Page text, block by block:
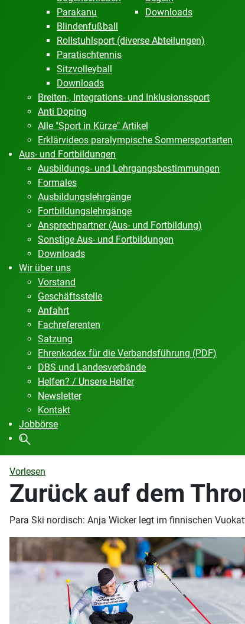
Parakanu
Downloads
Blindenfußball
Rollstuhlsport (diverse Abteilungen)
Paratischtennis
Sitzvolleyball
Downloads
Breiten-, Integrations- und Inklusionssport
Anti Doping
Alle "Sport in Kürze" Artikel
Erklärvideos paralympische Sommersportarten
Aus- und Fortbildungen
Ausbildungs- und Lehrgangsbestimmungen
Formales
Ausbildungslehrgänge
Fortbildungslehrgänge
Ansprechpartner (Aus- und Fortbildung)
Sonstige Aus- und Fortbildungen
Downloads
Wir über uns
Vorstand
Geschäftsstelle
Anfahrt
Fachreferenten
Satzung
Ehrenkodex für die Verbandsführung (PDF)
DBS und Landesverbände
Helfen? / Unsere Helfer
Newsletter
Kontakt
Jobbörse
Vorlesen
Zurück auf dem
Para Ski nordisch: Anja Wicker legt im finnischen